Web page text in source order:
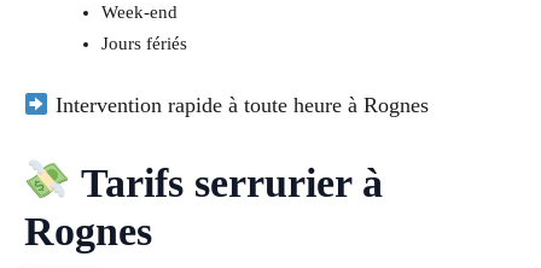
Week-end
Jours fériés
Intervention rapide à toute heure à Rognes
Tarifs serrurier à
Rognes